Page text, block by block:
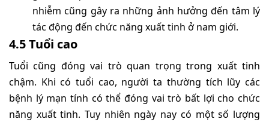
nhiễm cũng gây ra những ảnh hưởng đến tâm lý
tác động đến chức năng xuất tinh ở nam giới.
4.5 Tuổi cao
Tuổi cũng đóng vai trò quan trọng trong xuất tinh
chậm. Khi có tuổi cao, người ta thường tích lũy các
bệnh lý mạn tính có thể đóng vai trò bất lợi cho chức
năng xuất tinh. Tuy nhiên ngày nay có một số lượng